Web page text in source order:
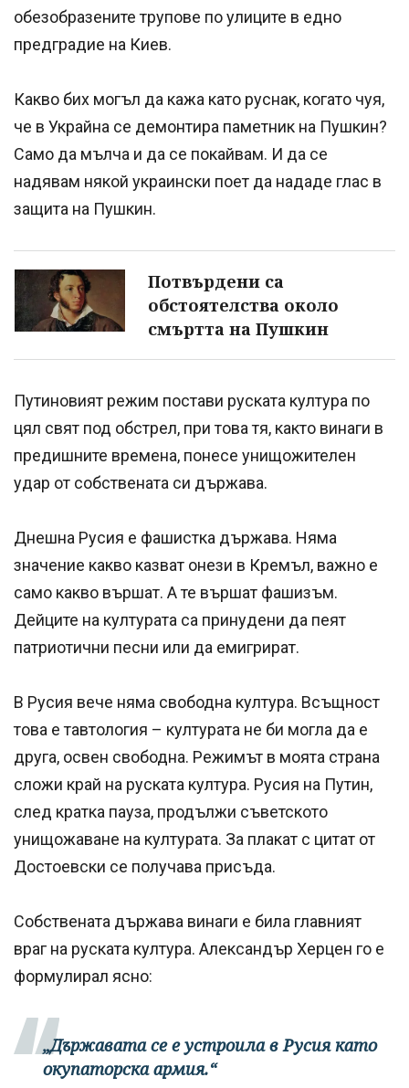
обезобразените трупове по улиците в едно
предградие на Киев.
Какво бих могъл да кажа като руснак, когато чуя,
че в Украйна се демонтира паметник на Пушкин?
Само да мълча и да се покайвам. И да се
надявам някой украински поет да нададе глас в
защита на Пушкин.
Потвърдени са
обстоятелства около
смъртта на Пушкин
Путиновият режим постави руската култура по
цял свят под обстрел, при това тя, както винаги в
предишните времена, понесе унищожителен
удар от собствената си държава.
Днешна Русия е фашистка държава. Няма
значение какво казват онези в Кремъл, важно е
само какво вършат. А те вършат фашизъм.
Дейците на културата са принудени да пеят
патриотични песни или да емигрират.
В Русия вече няма свободна култура. Всъщност
това е тавтология – културата не би могла да е
друга, освен свободна. Режимът в моята страна
сложи край на руската култура. Русия на Путин,
след кратка пауза, продължи съветското
унищожаване на културата. За плакат с цитат от
Достоевски се получава присъда.
Собствената държава винаги е била главният
враг на руската култура. Александър Херцен го е
формулирал ясно:
„Държавата се е устроила в Русия като
окупаторска армия.“